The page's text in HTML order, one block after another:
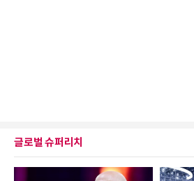
글로벌 슈퍼리치